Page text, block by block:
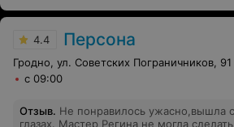
4.4 Персона
Гродно, ул. Советских Пограничников, 91
с 09:00
Отзыв. Не понравилось ужасно,вышла
глазах. Мастер Регина не могла